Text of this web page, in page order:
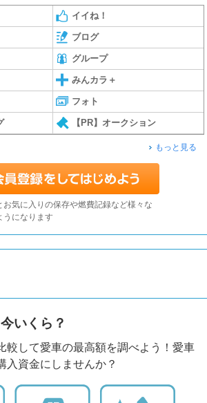
イイね！
ブログ
グループ
みんカラ＋
フォト
【PR】オークション
もっと見る
お気に入りの保存や燃費記録など様々な
うになります
いくら？
較して愛車の最高額を調べよう！愛車
入資金にしませんか？